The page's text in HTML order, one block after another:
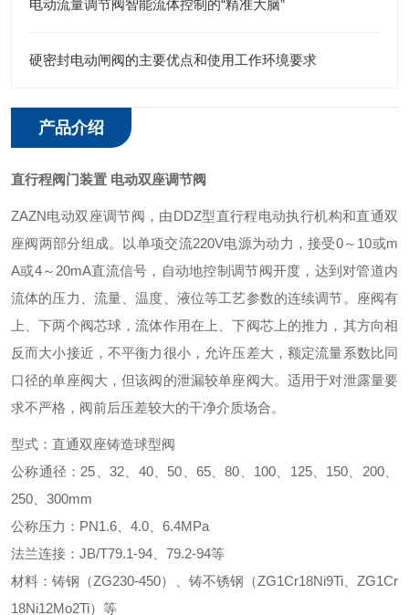
电动流量调节阀智能流体控制的“精准大脑”
硬密封电动闸阀的主要优点和使用工作环境要求
产品介绍
直行程阀门装置 电动双座调节阀
ZAZN电动双座调节阀，由DDZ型直行程电动执行机构和直通双
座阀两部分组成。以单项交流220V电源为动力，接受0～10或m
A或4～20mA直流信号，自动地控制调节阀开度，达到对管道内
流体的压力、流量、温度、液位等工艺参数的连续调节。座阀有
上、下两个阀芯球，流体作用在上、下阀芯上的推力，其方向相
反而大小接近，不平衡力很小，允许压差大，额定流量系数比同
口径的单座阀大，但该阀的泄漏较单座阀大。适用于对泄露量要
求不严格，阀前后压差较大的干净介质场合。
型式：直通双座铸造球型阀
公称通径： 25、32、40、50、65、80、100、125、150、200、
250、300mm
公称压力： PN1.6、4.0、6.4MPa
法兰连接： JB/T79.1-94、79.2-94等
材料：铸钢（ZG230-450）、铸不锈钢（ZG1Cr18Ni9Ti、ZG1Cr
18Ni12Mo2Ti）等